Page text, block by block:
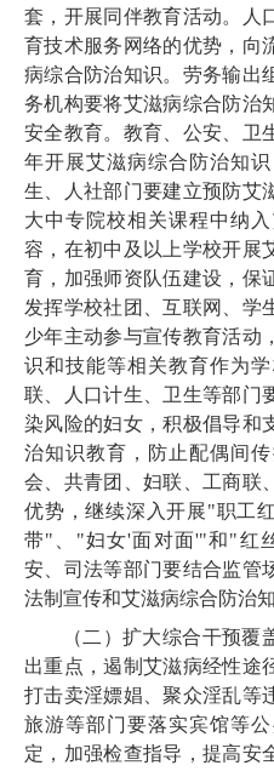
套，开展同伴教育活动。人
育技术服务网络的优势，向
病综合防治知识。劳务输出
务机构要将艾滋病综合防治
安全教育。教育、公安、卫
年开展艾滋病综合防治知
生、人社部门要建立预防艾
大中专院校相关课程中纳
容，在初中及以上学校开展
育，加强师资队伍建设，保
发挥学校社团、互联网、学
少年主动参与宣传教育活动
识和技能等相关教育作为
联、人口计生、卫生等部门
染风险的妇女，积极倡导和
治知识教育，防止配偶间
会、共青团、妇联、工商联
优势，继续深入开展"职工
带"、"妇女'面对面'"和"红
安、司法等部门要结合监管
法制宣传和艾滋病综合防治知
（二）扩大综合干预
出重点，遏制艾滋病经性途
打击卖淫嫖娼、聚众淫乱等
旅游等部门要落实宾馆等
定，加强检查指导，提高安